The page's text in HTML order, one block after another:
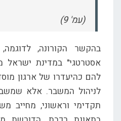
(עמ' 9)
בהקשר הקורונה,
אסטרטגי" במדינת
להם כהיעדרו של ארגון
לניהול המשבר. אלא
תקדימי וראשוני, מחייב